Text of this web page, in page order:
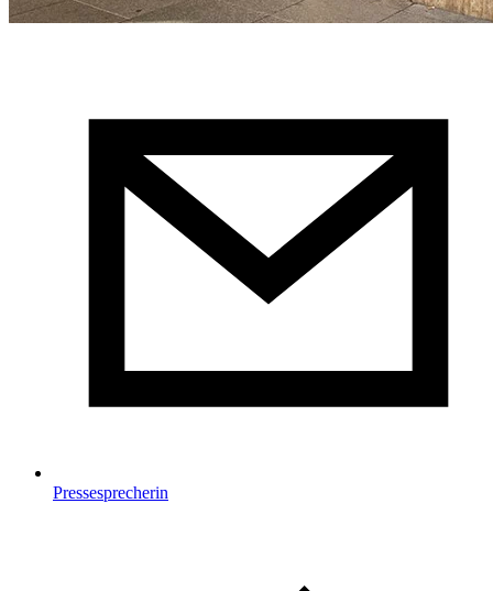
Pressesprecherin